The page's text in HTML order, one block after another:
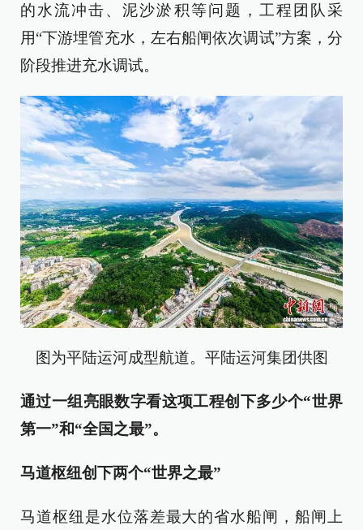
的水流冲击、泥沙淤积等问题，工程团队采
用“下游埋管充水，左右船闸依次调试”方案，分
阶段推进充水调试。
图为平陆运河成型航道。平陆运河集团供图
通过一组亮眼数字看这项工程创下多少个“世界
第一”和“全国之最”。
马道枢纽创下两个“世界之最”
马道枢纽是水位落差最大的省水船闸，船闸上